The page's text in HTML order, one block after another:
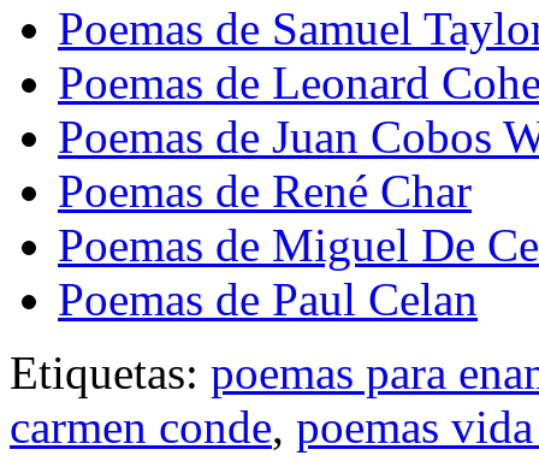
Poemas de Samuel
Poemas de Leonard
Poemas de Juan Cobos
Poemas de René Char
Poemas de Miguel De
Poemas de Paul Celan
Etiquetas: poemas para
carmen conde, poemas